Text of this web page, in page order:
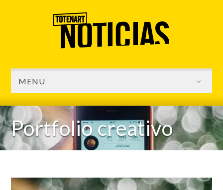
MENU
Portfolio creativo